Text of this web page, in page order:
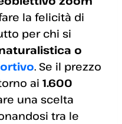
la felicità di
per chi si
o
. Se il prezzo
ai 1.600
una scelta
tra le